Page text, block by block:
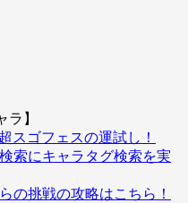
ラ】
スゴフェスの運試し！
索にキャラタグ検索を実
の挑戦の攻略はこちら！